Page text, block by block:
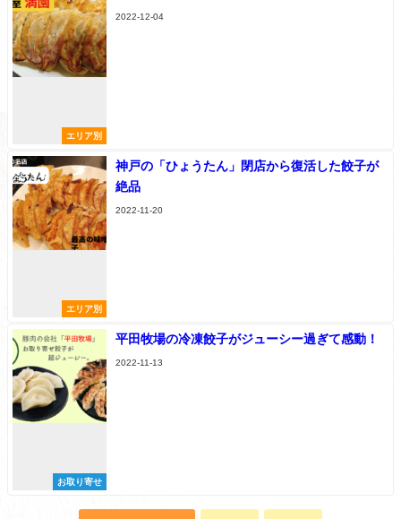
エリア別
2022-12-04
エリア別
神戸の「ひょうたん」閉店から復活した餃子が
絶品
2022-11-20
お取り寄せ
平田牧場の冷凍餃子がジューシー過ぎて感動！
2022-11-13